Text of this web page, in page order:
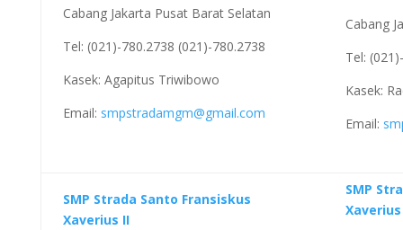
Cabang Jakarta Pusat Barat Selatan
Tel: (021)-780.2738 (021)-780.2738
Kasek: Agapitus Triwibowo
Email: smpstradamgm@gmail.com
Cabang
Tel:
Kasek:
Email:
SMP Strada Santo Fransiskus
Xaverius II
SMP
Xaverius